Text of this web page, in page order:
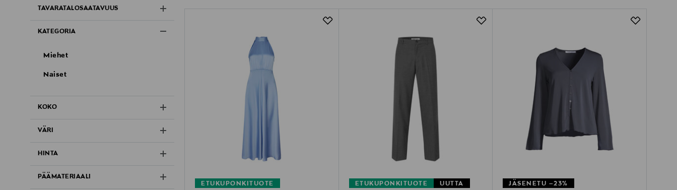
TAVARATALOSAATAVUUS
KATEGORIA
Miehet
Naiset
KOKO
VÄRI
HINTA
PÄÄMATERIAALI
ETUKUPONKITUOTE
ETUKUPONKITUOTE
UUTTA
JÄSENETU –23%